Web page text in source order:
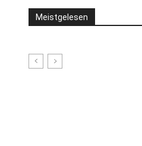
Meistgelesen